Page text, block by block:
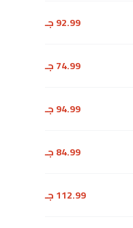
92.99 جـ
74.99 جـ
94.99 جـ
84.99 جـ
112.99 جـ